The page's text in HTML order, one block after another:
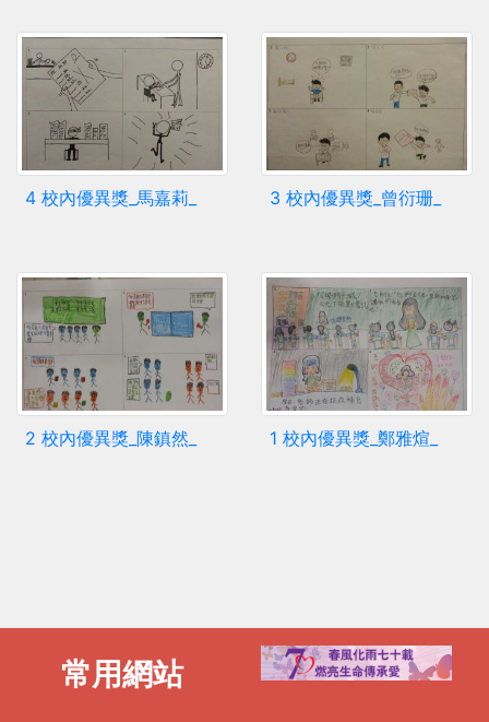
4 校內優異獎_馬嘉莉_ 3 校內優異獎_曾衍珊_
2 校內優異獎_陳鎮然_ 1 校內優異獎_鄭雅煊_
常用網站